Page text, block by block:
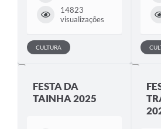
14823
visualizações
CULTURA
FESTA DA
TAINHA 2025